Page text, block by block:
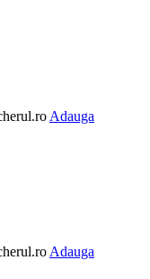
Adauga
Adauga